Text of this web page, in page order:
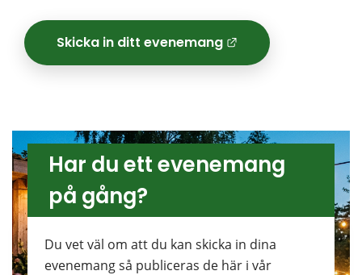
Skicka in ditt evenemang
Har du ett evenemang
på gång?
Du vet väl om att du kan skicka in dina
evenemang så publiceras de här i vår